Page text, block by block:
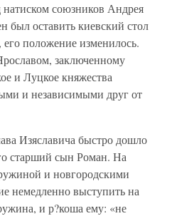
натиском союзников Андрея
был оставить киевский стол
положение изменилось.
заключенному
и Луцкое княжества
и независимыми друг от
Изяславича быстро дошло
старший сын Роман. На
и новгородскими
немедленно выступить на
и р?коша ему: «не